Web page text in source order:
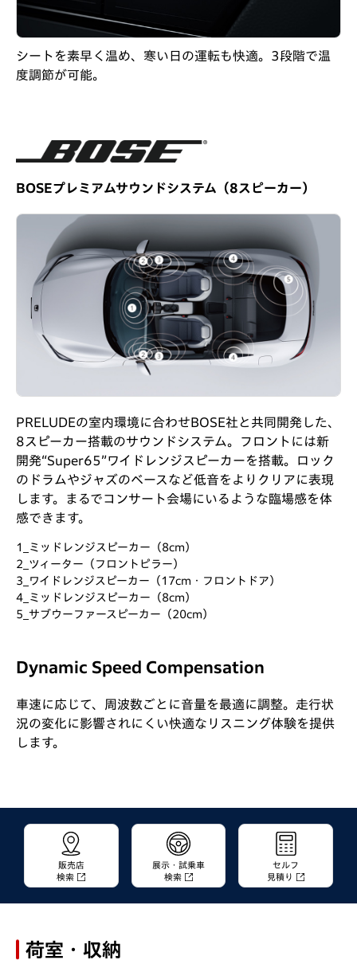
シートを素早く温め、寒い日の運転も快適。3段階で温
度調節が可能。
BOSEプレミアムサウンドシステム（8スピーカー）
PRELUDEの室内環境に合わせBOSE社と共同開発した、
8スピーカー搭載のサウンドシステム。フロントには新
開発“Super65”ワイドレンジスピーカーを搭載。ロック
のドラムやジャズのベースなど低音をよりクリアに表現
します。まるでコンサート会場にいるような臨場感を体
感できます。
1_ミッドレンジスピーカー（8cm）
2_ツィーター（フロントピラー）
3_ワイドレンジスピーカー（17cm・フロントドア）
4_ミッドレンジスピーカー（8cm）
5_サブウーファースピーカー（20cm）
Dynamic Speed Compensation
車速に応じて、周波数ごとに音量を最適に調整。走行状
況の変化に影響されにくい快適なリスニング体験を提供
します。
販売店
検索
展示・試乗車
検索
セルフ
見積り
荷室・収納